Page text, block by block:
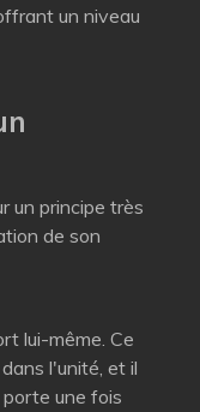
un niveau
un principe très
de son
lui-même. Ce
l'unité, et il
une fois